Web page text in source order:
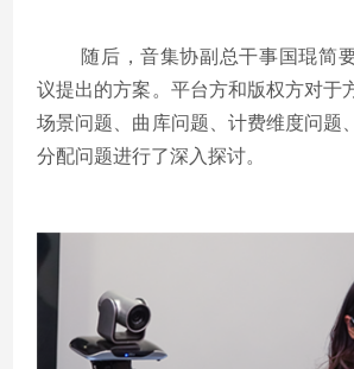
随后，音集协副总干事国琨简
议提出的方案。平台方和版权方对于
场景问题、曲库问题、计费维度问题
分配问题进行了深入探讨。